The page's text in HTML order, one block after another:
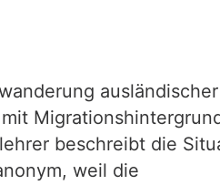
ausländischer
beschreibt die
weil die